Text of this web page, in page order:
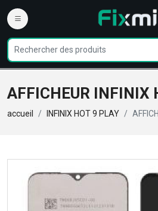
AFFICHEUR INFINIX
accueil INFINIX HOT 9 PLAY